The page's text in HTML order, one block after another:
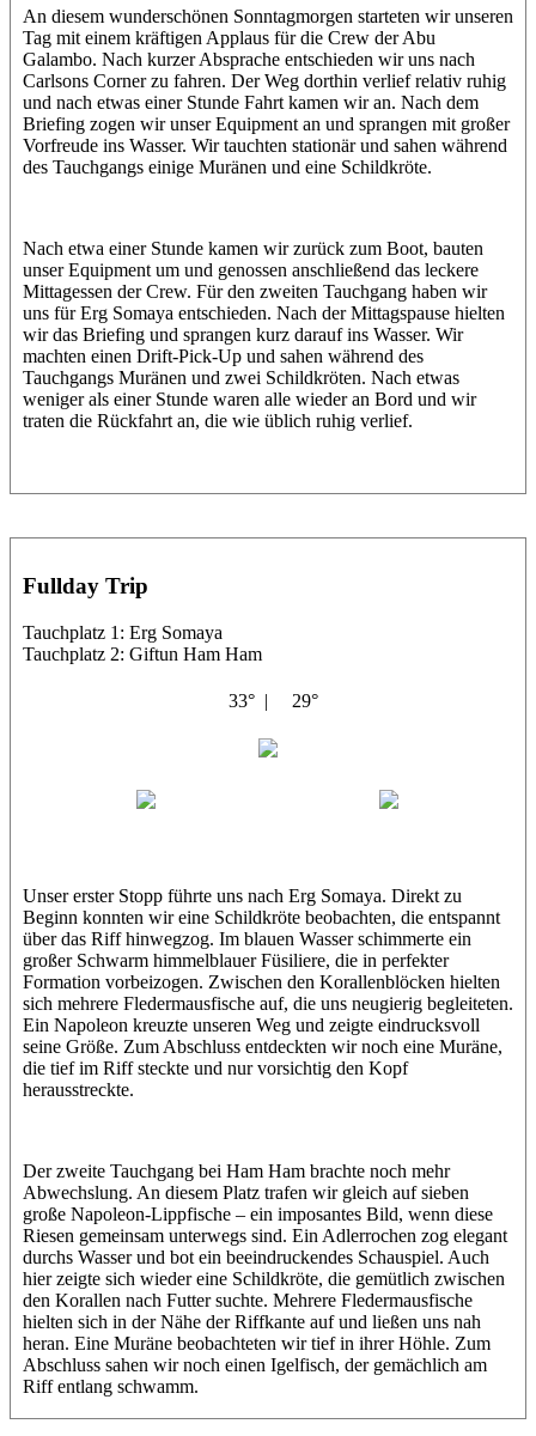
An diesem wunderschönen Sonntagmorgen starteten wir unseren
Tag mit einem kräftigen Applaus für die Crew der Abu
Galambo. Nach kurzer Absprache entschieden wir uns nach
Carlsons Corner zu fahren. Der Weg dorthin verlief relativ ruhig
und nach etwas einer Stunde Fahrt kamen wir an. Nach dem
Briefing zogen wir unser Equipment an und sprangen mit großer
Vorfreude ins Wasser. Wir tauchten stationär und sahen während
des Tauchgangs einige Muränen und eine Schildkröte.
Nach etwa einer Stunde kamen wir zurück zum Boot, bauten
unser Equipment um und genossen anschließend das leckere
Mittagessen der Crew. Für den zweiten Tauchgang haben wir
uns für Erg Somaya entschieden. Nach der Mittagspause hielten
wir das Briefing und sprangen kurz darauf ins Wasser. Wir
machten einen Drift-Pick-Up und sahen während des
Tauchgangs Muränen und zwei Schildkröten. Nach etwas
weniger als einer Stunde waren alle wieder an Bord und wir
traten die Rückfahrt an, die wie üblich ruhig verlief.
Fullday Trip
Tauchplatz 1: Erg Somaya
Tauchplatz 2: Giftun Ham Ham
33° | 29°
Unser erster Stopp führte uns nach Erg Somaya. Direkt zu
Beginn konnten wir eine Schildkröte beobachten, die entspannt
über das Riff hinwegzog. Im blauen Wasser schimmerte ein
großer Schwarm himmelblauer Füsiliere, die in perfekter
Formation vorbeizogen. Zwischen den Korallenblöcken hielten
sich mehrere Fledermausfische auf, die uns neugierig begleiteten.
Ein Napoleon kreuzte unseren Weg und zeigte eindrucksvoll
seine Größe. Zum Abschluss entdeckten wir noch eine Muräne,
die tief im Riff steckte und nur vorsichtig den Kopf
herausstreckte.
Der zweite Tauchgang bei Ham Ham brachte noch mehr
Abwechslung. An diesem Platz trafen wir gleich auf sieben
große Napoleon-Lippfische – ein imposantes Bild, wenn diese
Riesen gemeinsam unterwegs sind. Ein Adlerrochen zog elegant
durchs Wasser und bot ein beeindruckendes Schauspiel. Auch
hier zeigte sich wieder eine Schildkröte, die gemütlich zwischen
den Korallen nach Futter suchte. Mehrere Fledermausfische
hielten sich in der Nähe der Riffkante auf und ließen uns nah
heran. Eine Muräne beobachteten wir tief in ihrer Höhle. Zum
Abschluss sahen wir noch einen Igelfisch, der gemächlich am
Riff entlang schwamm.